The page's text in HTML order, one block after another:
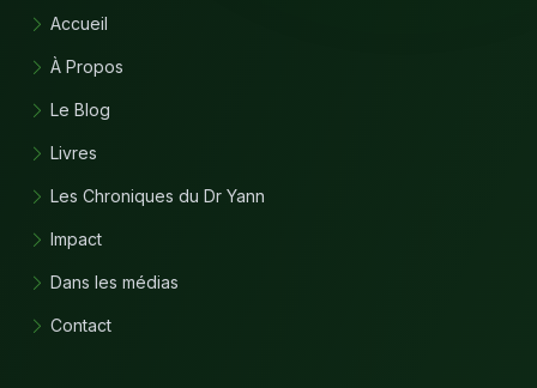
Accueil
À Propos
Le Blog
Livres
Les Chroniques du Dr Yann
Impact
Dans les médias
Contact